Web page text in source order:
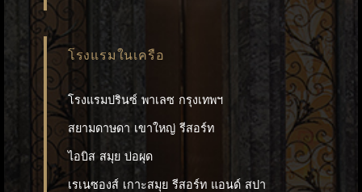
โรงแรมในเครือ
โรงแรมปรินซ์ พาเลซ กรุงเทพฯ
สยามดาษดา เขาใหญ่ รีสอร์ท
ไอบิส สมุย บ่อผุด
เรเนซองส์ เกาะสมุย รีสอร์ท แอนด์ สปา